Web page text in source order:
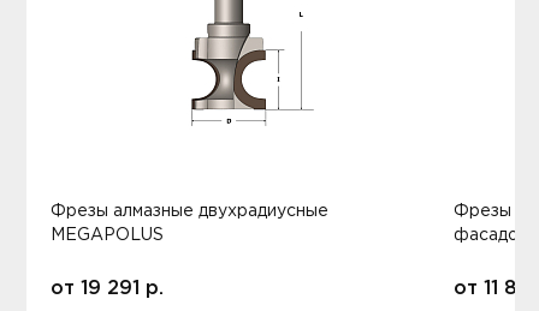
Фрезы алмазные двухрадиусные
MEGAPOLUS
от 19 291 р.
Фрезы
фасадов
от 11